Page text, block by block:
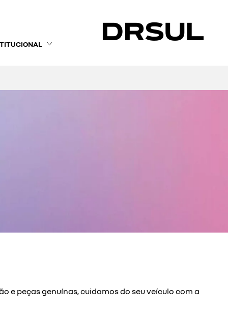
e peças genuínas, cuidamos do seu veículo com a